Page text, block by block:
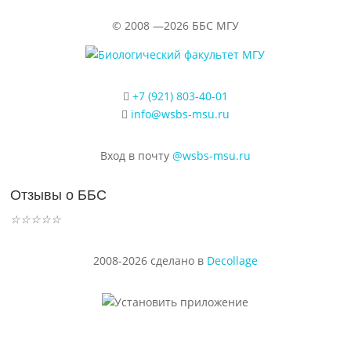
© 2008 —2026 ББС МГУ
+7 (921) 803-40-01
info@wsbs-msu.ru
Вход в почту @wsbs-msu.ru
Отзывы о ББС
☆☆☆☆☆
2008-2026 сделано в Decollage